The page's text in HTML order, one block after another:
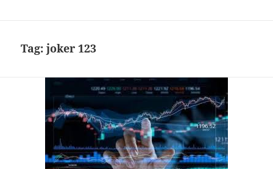
Tag:joker 123